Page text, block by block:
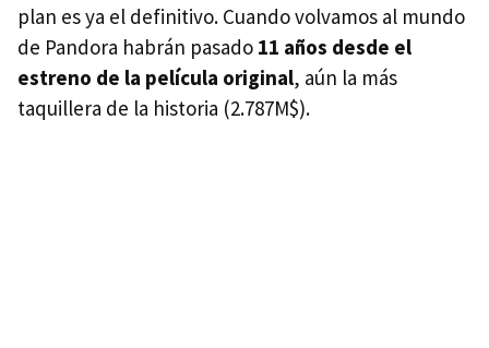
plan es ya el definitivo. Cuando volvamos al mundo
de Pandora habrán pasado 11 años desde el
estreno de la película original, aún la más
taquillera de la historia (2.787M$).